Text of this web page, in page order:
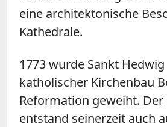
eine architektonische
Kathedrale.
1773 wurde Sankt
katholischer Kirchenbau
Reformation geweiht. Der
entstand seinerzeit auch